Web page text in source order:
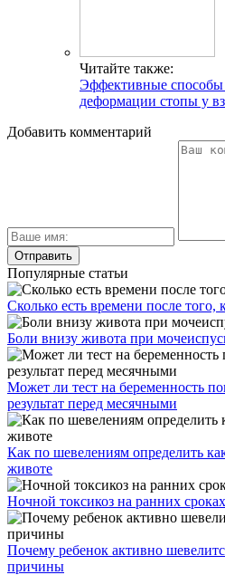
Читайте также:
Эффективные способы
деформации стопы у
Добавить комментарий
Популярные статьи
Сколько есть времени после
Боли внизу живота при
Может ли тест на беременность
результат перед месячными
Как по шевелениям определить
животе
Ночной токсикоз на ранних сроках
Почему ребенок активно
причины